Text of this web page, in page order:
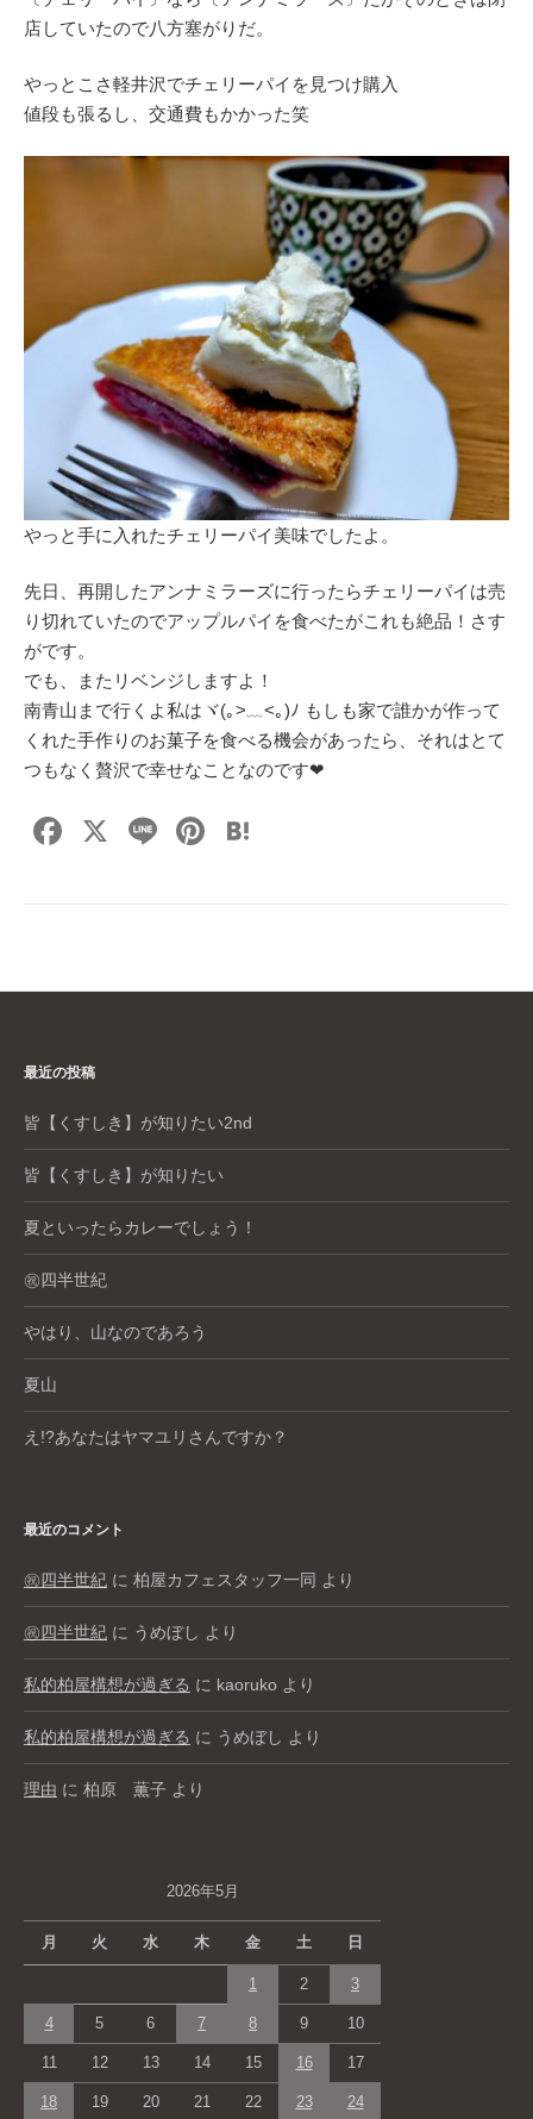
店していたので八方塞がりだ。
やっとこさ軽井沢でチェリーパイを見つけ購入
値段も張るし、交通費もかかった笑
やっと手に入れたチェリーパイ美味でしたよ。
先日、再開したアンナミラーズに行ったらチェリーパイは売
り切れていたのでアップルパイを食べたがこれも絶品！さす
がです。
でも、またリベンジしますよ！
南青山まで行くよ私はヾ(｡>﹏<｡)ﾉ もしも家で誰かが作って
くれた手作りのお菓子を食べる機会があったら、それはとて
つもなく贅沢で幸せなことなのです❤
F
b
o
X
Li
Pi
st a
最近の投稿
皆【くすしき】が知りたい2nd
皆【くすしき】が知りたい
夏といったらカレーでしょう！
㊗️四半世紀
やはり、山なのであろう
夏山
え!?あなたはヤマユリさんですか？
最近のコメント
㊗️四半世紀 に 柏屋カフェスタッフ一同 より
㊗️四半世紀 に うめぼし より
私的柏屋構想が過ぎる に kaoruko より
私的柏屋構想が過ぎる に うめぼし より
理由 に 柏原 薫子 より
2026年5月
月 火 水 木 金 土 日
1 2 3
4 5 6 7 8 9 10
11 12 13 14 15 16 17
18 19 20 21 22 23 24